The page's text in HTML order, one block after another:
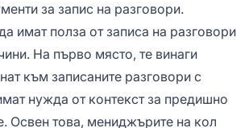
за запис на разговори.
имат полза от записа на разговори
На първо място, те винаги
към записаните разговори с
нужда от контекст за предишно
Освен това, мениджърите на кол